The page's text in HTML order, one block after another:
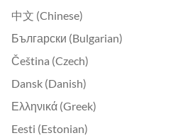
中文 (Chinese)
Български (Bulgarian)
Čeština (Czech)
Dansk (Danish)
Ελληνικά (Greek)
Eesti (Estonian)